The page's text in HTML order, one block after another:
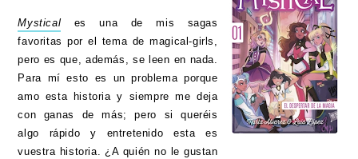
Mystical
es una de mis sagas
favoritas por el tema de magical-girls,
pero es que, además, se leen en nada.
Para mí esto es un problema porque
amo esta historia y siempre me deja
con ganas de más; pero si queréis
algo rápido y entretenido esta es
vuestra historia. ¿A quién no le gustan